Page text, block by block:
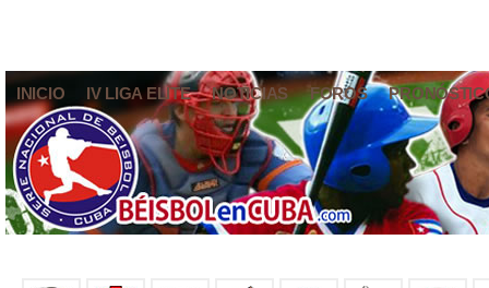
INICIO IV LIGA ELITE NOTICIAS FOROS